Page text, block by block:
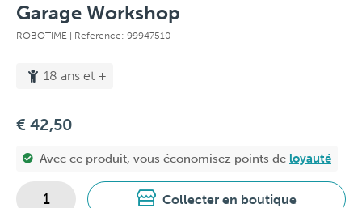
Garage Workshop
ROBOTIME | Référence: 99947510
18 ans et +
€ 42,50
Avec ce produit, vous économisez points de loyauté
Collecter en boutique